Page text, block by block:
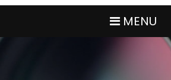
MENU